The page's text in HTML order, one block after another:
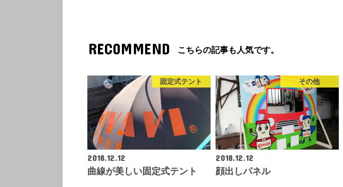
RECOMMEND こちらの記事も人気です。
固定式テント
2018.12.12
曲線が美しい固定式テント
その他
2018.12.12
顔出しパネル